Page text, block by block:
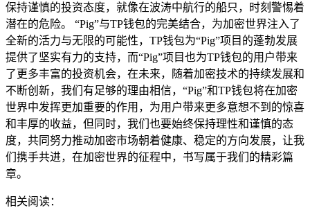
保持谨慎的投资态度，就像在波涛中航行的船只，时刻警惕着
潜在的危险。 “Pig”与TP钱包的完美结合，为加密世界注入了
全新的活力与无限的可能性，TP钱包为“Pig”项目的蓬勃发展
提供了坚实有力的支持，而“Pig”项目也为TP钱包的用户带来
了更多丰富的投资机会，在未来，随着加密技术的持续发展和
不断创新，我们有足够的理由相信，“Pig”和TP钱包将在加密
世界中发挥更加重要的作用，为用户带来更多意想不到的惊喜
和丰厚的收益，但同时，我们也要始终保持理性和谨慎的态
度，共同努力推动加密市场朝着健康、稳定的方向发展，让我
们携手共进，在加密世界的征程中，书写属于我们的精彩篇
章。
相关阅读：